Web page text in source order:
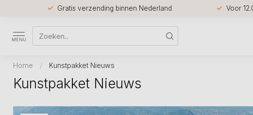
Gratis verzending binnen Nederland Voor
MENU
Home / Kunstpakket Nieuws
Kunstpakket Nieuws